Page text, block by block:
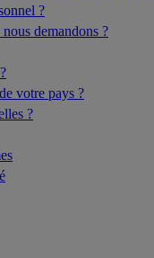
?
demandons ?
votre pays ?
?